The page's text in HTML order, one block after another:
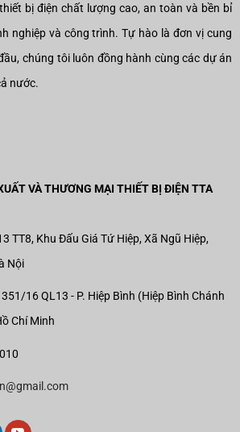
bị điện chất lượng cao, an toàn và bền bỉ
nghiệp và công trình. Tự hào là đơn vị cung
chúng tôi luôn đồng hành cùng các dự án
nước.
VÀ THƯƠNG MẠI THIẾT BỊ ĐIỆN TTA
TT8, Khu Đấu Giá Tứ Hiệp, Xã Ngũ Hiệp,
Nội
351/16 QL13 - P. Hiệp Bình (Hiệp Bình Chánh
Chí Minh